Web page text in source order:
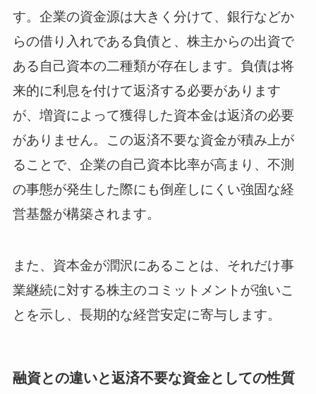
す。企業の資金源は大きく分けて、銀行などか
らの借り入れである負債と、株主からの出資で
ある自己資本の二種類が存在します。負債は将
来的に利息を付けて返済する必要があります
が、増資によって獲得した資本金は返済の必要
がありません。この返済不要な資金が積み上が
ることで、企業の自己資本比率が高まり、不測
の事態が発生した際にも倒産しにくい強固な経
営基盤が構築されます。
また、資本金が潤沢にあることは、それだけ事
業継続に対する株主のコミットメントが強いこ
とを示し、長期的な経営安定に寄与します。
融資との違いと返済不要な資金としての性質